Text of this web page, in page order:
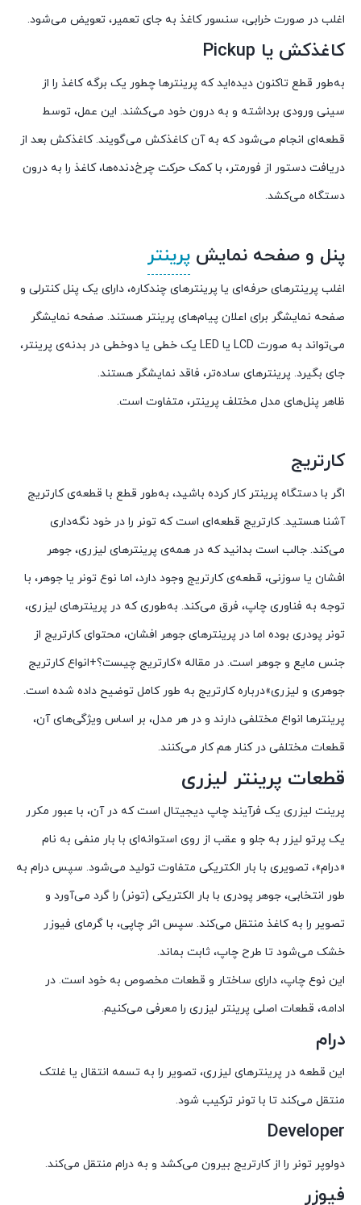
اغلب در صورت خرابی، سنسور کاغذ به جای تعمیر، تعویض می‌شود.
کاغذکش یا Pickup
به‌طور قطع تاکنون دیده‌اید که پرینترها چطور یک برگه کاغذ را از
سینی ورودی برداشته و به درون خود می‌کشند. این عمل، توسط
قطعه‌ای انجام می‌شود که به آن کاغذکش می‌گویند. کاغذکش بعد از
دریافت دستور از فورمتر، با کمک حرکت چرخ‌دنده‌ها، کاغذ را به درون
دستگاه می‌کشد.
پنل و صفحه نمایش پرینتر
اغلب پرینترهای حرفه‌ای یا پرینترهای چندکاره، دارای یک پنل کنترلی و
صفحه نمایشگر برای اعلان پیام‌های پرینتر هستند. صفحه نمایشگر
می‌تواند به صورت LCD یا LED یک خطی یا دوخطی در بدنه‌ی پرینتر،
جای بگیرد. پرینترهای ساده‌تر، فاقد نمایشگر هستند.
ظاهر پنل‌های مدل مختلف پرینتر، متفاوت است.
کارتریج
اگر با دستگاه پرینتر کار کرده باشید، به‌طور قطع با قطعه‌ی کارتریج
آشنا هستید. کارتریج قطعه‌ای است که تونر را در خود نگه‌داری
می‌کند. جالب است بدانید که در همه‌ی پرینترهای لیزری، جوهر
افشان یا سوزنی، قطعه‌ی کارتریج وجود دارد، اما نوع تونر یا جوهر، با
توجه به فناوری چاپ، فرق می‌کند. به‌طوری که در پرینترهای لیزری،
تونر پودری بوده اما در پرینترهای جوهر افشان، محتوای کارتریج از
جنس مایع و جوهر است. در مقاله «کارتریج چیست؟+انواع کارتریج
جوهری و لیزری»درباره کارتریج به طور کامل توضیح داده شده است.
پرینترها انواع مختلفی دارند و در هر مدل، بر اساس ویژگی‌های آن،
قطعات مختلفی در کنار هم کار می‌کنند.
قطعات پرینتر لیزری
پرینت لیزری یک فرآیند چاپ دیجیتال است که در آن، با عبور مکرر
یک پرتو لیزر به جلو و عقب از روی استوانه‌ای با بار منفی به نام
«درام»، تصویری با بار الکتریکی متفاوت تولید می‌شود. سپس درام به
طور انتخابی، جوهر پودری با بار الکتریکی (تونر) را گرد می‌آورد و
تصویر را به کاغذ منتقل می‌کند. سپس اثر چاپی، با گرمای فیوزر
خشک می‌شود تا طرح چاپ، ثابت بماند.
این نوع چاپ، دارای ساختار و قطعات مخصوص به خود است. در
ادامه، قطعات اصلی پرینتر لیزری را معرفی می‌کنیم.
درام
این قطعه در پرینترهای لیزری، تصویر را به تسمه انتقال یا غلتک
منتقل می‌کند تا با تونر ترکیب شود.
Developer
دولوپر تونر را از کارتریج بیرون می‌کشد و به درام منتقل می‌کند.
فیوزر